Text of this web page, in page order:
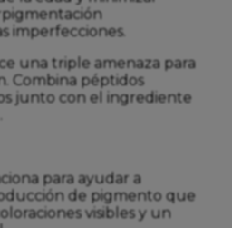
imperfecciones.
una triple amenaza para
Combina péptidos
junto con el ingrediente
para ayudar a
de pigmento que
visibles y un